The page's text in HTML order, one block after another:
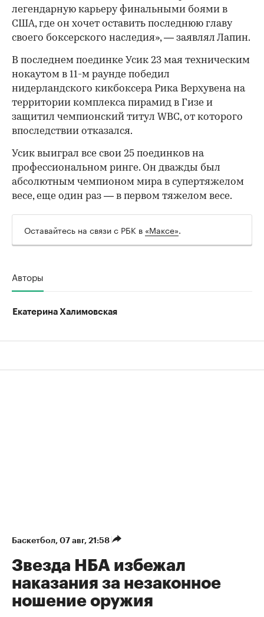
легендарную карьеру финальными боями в
США, где он хочет оставить последнюю главу
своего боксерского наследия», — заявлял Лапин.
В последнем поединке Усик 23 мая техническим
нокаутом в 11-м раунде победил
нидерландского кикбоксера Рика Верхувена на
территории комплекса пирамид в Гизе и
защитил чемпионский титул WBC, от которого
впоследствии отказался.
Усик выиграл все свои 25 поединков на
профессиональном ринге. Он дважды был
абсолютным чемпионом мира в супертяжелом
весе, еще один раз — в первом тяжелом весе.
Оставайтесь на связи с РБК в «Максе».
Авторы
Екатерина Халимовская
Баскетбол⁠, 07 авг, 21:58
Звезда НБА избежал
наказания за незаконное
ношение оружия